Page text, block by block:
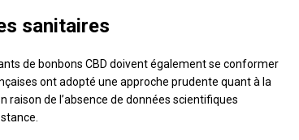
sanitaires
de bonbons CBD doivent également se conformer
ont adopté une approche prudente quant à la
raison de l’absence de données scientifiques